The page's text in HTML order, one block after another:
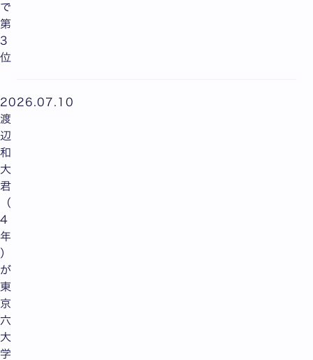
で
第
3
位
2026.07.10
渡
辺
和
大
君
（
4
年
）
が
東
京
六
大
学